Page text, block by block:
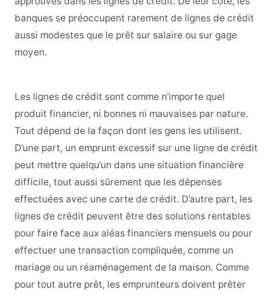
banques se préoccupent rarement de lignes de crédit
aussi modestes que le prêt sur salaire ou sur gage
moyen.
Les lignes de crédit sont comme n’importe quel
produit financier, ni bonnes ni mauvaises par nature.
Tout dépend de la façon dont les gens les utilisent.
D’une part, un emprunt excessif sur une ligne de crédit
peut mettre quelqu’un dans une situation financière
difficile, tout aussi sûrement que les dépenses
effectuées avec une carte de crédit. D’autre part, les
lignes de crédit peuvent être des solutions rentables
pour faire face aux aléas financiers mensuels ou pour
effectuer une transaction compliquée, comme un
mariage ou un réaménagement de la maison. Comme
pour tout autre prêt, les emprunteurs doivent prêter